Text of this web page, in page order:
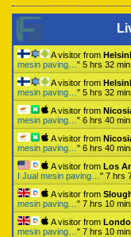
A visitor from
mesin paving… " 5 hrs 32
A visitor from
mesin paving… " 5 hrs 32
A visitor from
mesin paving… " 6 hrs 40
A visitor from
mesin paving… " 6 hrs 40
A visitor from Los
I Jual mesin paving… " 7 hrs
A visitor from
mesin paving… " 7 hrs 10
A visitor from
mesin paving… " 7 hrs 10